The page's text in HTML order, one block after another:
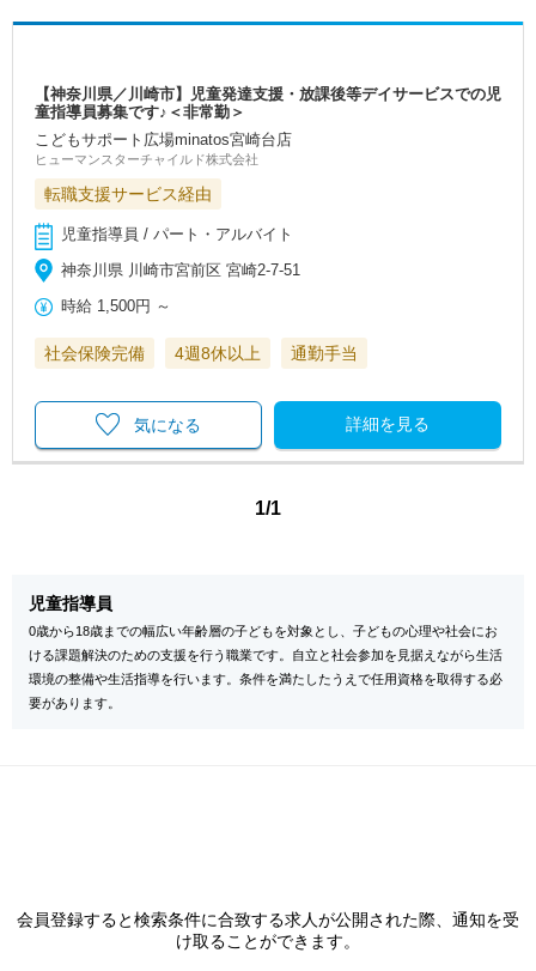
【神奈川県／川崎市】児童発達支援・放課後等デイサービスでの児
童指導員募集です♪＜非常勤＞
こどもサポート広場minatos宮崎台店
ヒューマンスターチャイルド株式会社
転職支援サービス経由
児童指導員 / パート・アルバイト
神奈川県 川崎市宮前区 宮崎2-7-51
時給 1,500円 ～
社会保険完備 4週8休以上 通勤手当
詳細を見る
気になる
1/1
児童指導員
0歳から18歳までの幅広い年齢層の子どもを対象とし、子どもの心理や社会にお
ける課題解決のための支援を行う職業です。自立と社会参加を見据えながら生活
環境の整備や生活指導を行います。条件を満たしたうえで任用資格を取得する必
要があります。
会員登録すると検索条件に合致する求人が公開された際、通知を受
け取ることができます。